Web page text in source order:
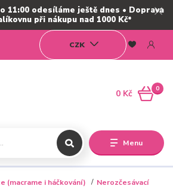
11:00 odesíláme ještě dnes • Doprava
při nákupu nad 1000 Kč*
Menu
CZK
0
0 Kč
(macrame i háčkování)
Nerozčesávací